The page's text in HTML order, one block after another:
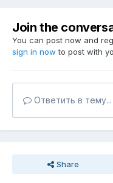
Join the
You can post now and
sign in now to post with
Ответить в тему...
Share